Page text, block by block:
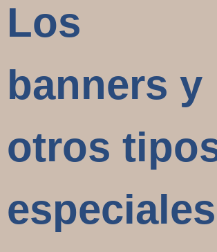
Los
banners y
otros